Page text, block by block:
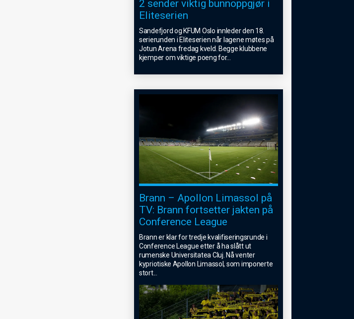
2 sender viktig bunnoppgjør i
Eliteserien
Sandefjord og KFUM Oslo innleder den 18.
serierunden i Eliteserien når lagene møtes på
Jotun Arena fredag kveld. Begge klubbene
kjemper om viktige poeng for...
Brann – Apollon Limassol på
TV: Brann fortsetter jakten på
Conference League
Brann er klar for tredje kvalifiseringsrunde i
Conference League etter å ha slått ut
rumenske Universitatea Cluj. Nå venter
kypriotiske Apollon Limassol, som imponerte
stort...